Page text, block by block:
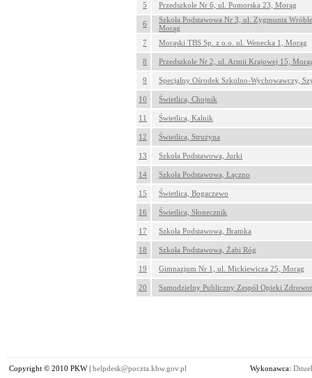
5 Przedszkole Nr 6, ul. Pomorska 23, Morąg
6
Szkoła Podstawowa Nr 3, ul. Zygmunta
Morąg
7
Morąski TBS Sp. z o.o. ul. Wenecka 1, Morąg
8 Przedszkole Nr 2, ul. Armii Krajowej 15,
9 Specjalny Ośrodek Szkolno-Wychowawczy,
10 Świetlica, Chojnik
11 Świetlica, Kalnik
12 Świetlica, Strużyna
13 Szkoła Podstawowa, Jurki
14 Szkoła Podstawowa, Łączno
15 Świetlica, Bogaczewo
16 Świetlica, Słonecznik
17 Szkoła Podstawowa, Bramka
18 Szkoła Podstawowa, Żabi Róg
19 Gimnazjum Nr 1, ul. Mickiewicza 25, Morąg
20 Samodzielny Publiczny Zespół Opieki
Copyright © 2010 PKW | helpdesk@poczta.kbw.gov.pl Wykonawca: